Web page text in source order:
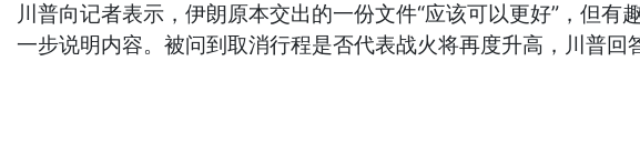
川普向记者表示，伊朗原本交出的一份文件“应该可以更好”，但
一步说明内容。被问到取消行程是否代表战火将再度升高，川普